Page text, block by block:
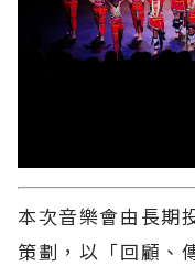
本次音樂會由長期
策劃，以「回顧、